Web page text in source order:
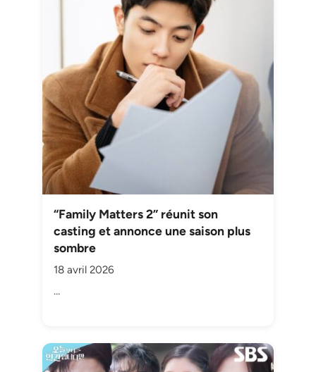
“Family Matters 2” réunit son
casting et annonce une saison plus
sombre
18 avril 2026
…